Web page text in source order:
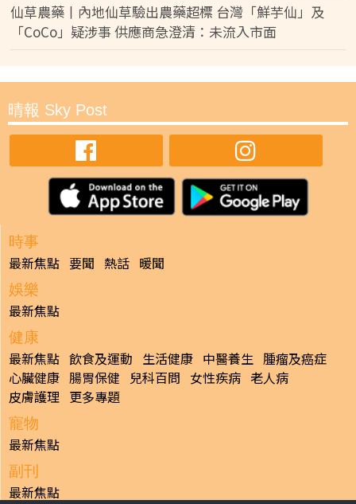
仙草農藥丨內地仙草驗出農藥超標 台灣「鮮芋仙」及
「CoCo」疑涉事 供應商急澄清：未流入市面
晴報 Sky Post
時事
最新焦點 要聞 熱話 暖聞
娛樂
最新焦點
健康
最新焦點 飲食及運動 生活健康 中醫養生 腫瘤及癌症
心臟健康 腸胃保健 兒科百問 女性疾病 老人病
皮膚護理 更多專題
寵物
最新焦點
副刊
最新焦點